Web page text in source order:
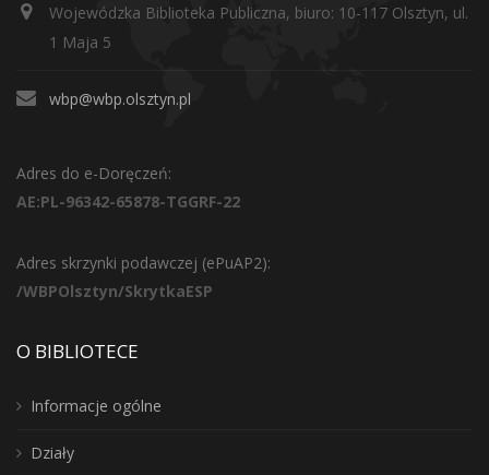
Wojewódzka Biblioteka Publiczna, biuro: 10-117 Olsztyn, ul.
1 Maja 5
wbp@wbp.olsztyn.pl
Adres do e-Doręczeń:
AE:PL-96342-65878-TGGRF-22
Adres skrzynki podawczej (ePuAP2):
/WBPOlsztyn/SkrytkaESP
O BIBLIOTECE
Informacje ogólne
Działy